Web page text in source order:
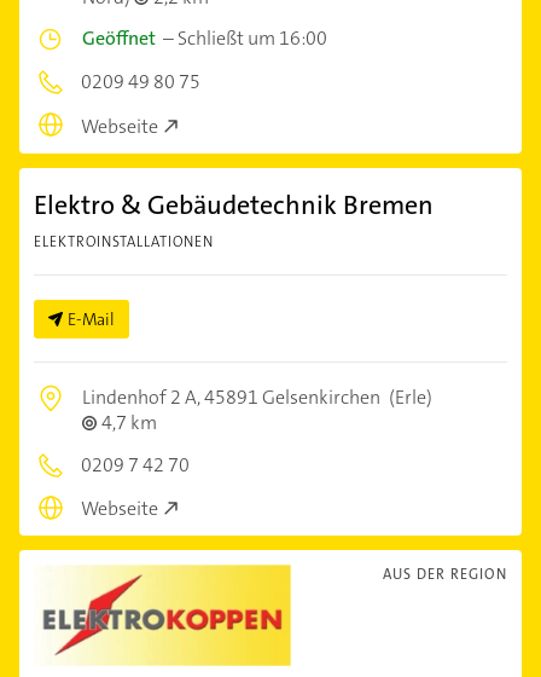
Geöffnet –Schließt um 16:00
0209 49 80 75
Webseite
Elektro & Gebäudetechnik Bremen
ELEKTROINSTALLATIONEN
E-Mail
Lindenhof 2 A,45891 Gelsenkirchen (Erle)
4,7 km
0209 7 42 70
Webseite
AUS DER REGION